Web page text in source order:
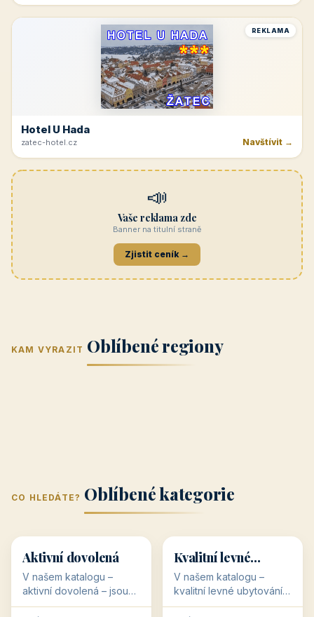
REKLAMA
Hotel U Hada
zatec-hotel.cz Navštívit →
📣
Vaše reklama zde
Banner na titulní straně
Zjistit ceník →
KAM VYRAZIT Oblíbené regiony
(Jihomoravský
kraj)
kraj)
Zlínský kraj Žilinský
Karlovarský
Střední Čechy
(Středočeský
CO HLEDÁTE? Oblíbené kategorie
🥾 36 objektů
Aktivní dovolená
V našem katalogu –
aktivní dovolená – jsou
pro Vás připraveny
💰
💰
34 objektů
Kvalitní levné
ubytování
V našem katalogu –
kvalitní levné ubytování –
jsou pro Vás připraveny